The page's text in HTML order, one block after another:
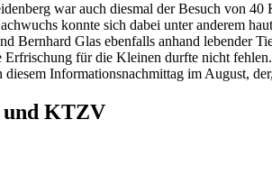
war auch diesmal der Besuch von
konnte sich dabei unter anderem
Bernhard Glas ebenfalls anhand lebender
Erfrischung für die Kleinen durfte nicht
diesem Informationsnachmittag im August,
und KTZV